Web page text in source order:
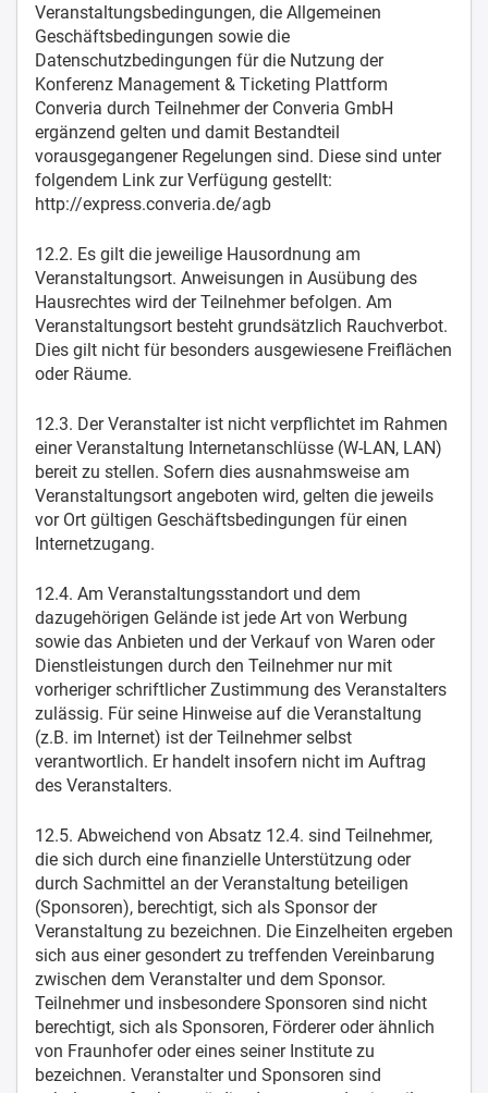
Veranstaltungsbedingungen, die Allgemeinen
Geschäftsbedingungen sowie die
Datenschutzbedingungen für die Nutzung der
Konferenz Management & Ticketing Plattform
Converia durch Teilnehmer der Converia GmbH
ergänzend gelten und damit Bestandteil
vorausgegangener Regelungen sind. Diese sind unter
folgendem Link zur Verfügung gestellt:
http://express.converia.de/agb
12.2. Es gilt die jeweilige Hausordnung am
Veranstaltungsort. Anweisungen in Ausübung des
Hausrechtes wird der Teilnehmer befolgen. Am
Veranstaltungsort besteht grundsätzlich Rauchverbot.
Dies gilt nicht für besonders ausgewiesene Freiflächen
oder Räume.
12.3. Der Veranstalter ist nicht verpflichtet im Rahmen
einer Veranstaltung Internetanschlüsse (W-LAN, LAN)
bereit zu stellen. Sofern dies ausnahmsweise am
Veranstaltungsort angeboten wird, gelten die jeweils
vor Ort gültigen Geschäftsbedingungen für einen
Internetzugang.
12.4. Am Veranstaltungsstandort und dem
dazugehörigen Gelände ist jede Art von Werbung
sowie das Anbieten und der Verkauf von Waren oder
Dienstleistungen durch den Teilnehmer nur mit
vorheriger schriftlicher Zustimmung des Veranstalters
zulässig. Für seine Hinweise auf die Veranstaltung
(z.B. im Internet) ist der Teilnehmer selbst
verantwortlich. Er handelt insofern nicht im Auftrag
des Veranstalters.
12.5. Abweichend von Absatz 12.4. sind Teilnehmer,
die sich durch eine finanzielle Unterstützung oder
durch Sachmittel an der Veranstaltung beteiligen
(Sponsoren), berechtigt, sich als Sponsor der
Veranstaltung zu bezeichnen. Die Einzelheiten ergeben
sich aus einer gesondert zu treffenden Vereinbarung
zwischen dem Veranstalter und dem Sponsor.
Teilnehmer und insbesondere Sponsoren sind nicht
berechtigt, sich als Sponsoren, Förderer oder ähnlich
von Fraunhofer oder eines seiner Institute zu
bezeichnen. Veranstalter und Sponsoren sind